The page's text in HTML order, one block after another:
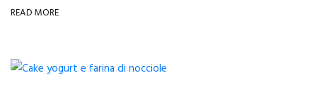
READ MORE